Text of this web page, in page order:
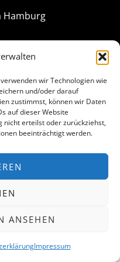
wir Technologien wie
und/oder darauf
zustimmst, können wir Daten
auf dieser Website
nicht erteilst oder zurückziehst,
beeinträchtigt werden.
ANSEHEN
Impressum
Hamburg